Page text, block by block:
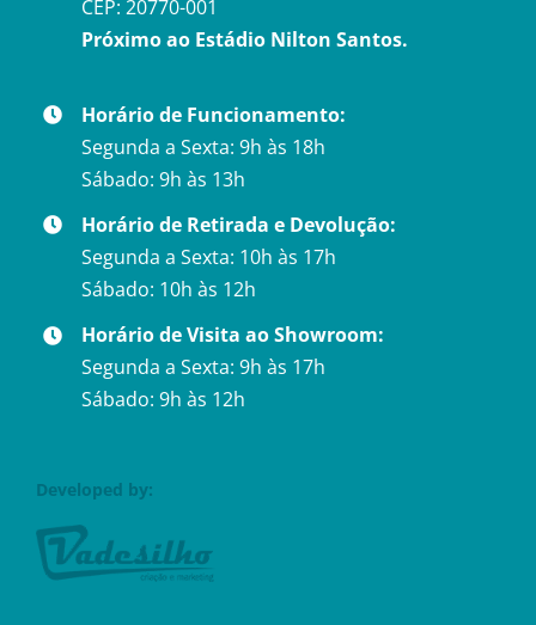
CEP: 20770-001
Próximo ao Estádio Nilton Santos.
Horário de Funcionamento:
Segunda a Sexta: 9h às 18h
Sábado: 9h às 13h
Horário de Retirada e Devolução:
Segunda a Sexta: 10h às 17h
Sábado: 10h às 12h
Horário de Visita ao Showroom:
Segunda a Sexta: 9h às 17h
Sábado: 9h às 12h
Developed by: